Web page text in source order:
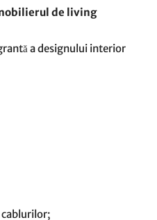
de living
a designului interior